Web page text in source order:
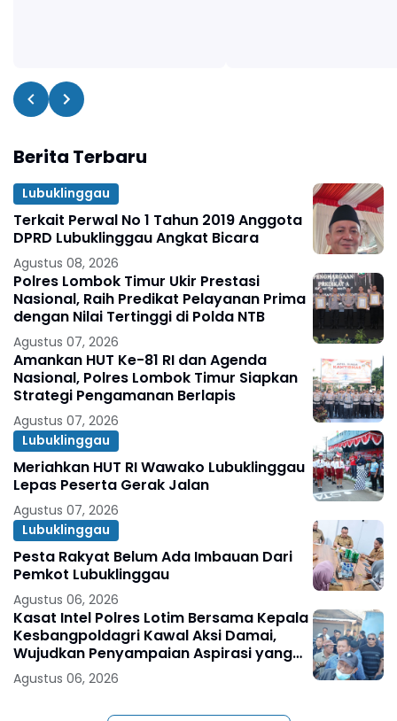
Berita Terbaru
Lubuklinggau
Terkait Perwal No 1 Tahun 2019 Anggota
DPRD Lubuklinggau Angkat Bicara
Agustus 08, 2026
Polres Lombok Timur Ukir Prestasi
Nasional, Raih Predikat Pelayanan Prima
dengan Nilai Tertinggi di Polda NTB
Agustus 07, 2026
Amankan HUT Ke-81 RI dan Agenda
Nasional, Polres Lombok Timur Siapkan
Strategi Pengamanan Berlapis
Agustus 07, 2026
Lubuklinggau
Meriahkan HUT RI Wawako Lubuklinggau
Lepas Peserta Gerak Jalan
Agustus 07, 2026
Lubuklinggau
Pesta Rakyat Belum Ada Imbauan Dari
Pemkot Lubuklinggau
Agustus 06, 2026
Kasat Intel Polres Lotim Bersama Kepala
Kesbangpoldagri Kawal Aksi Damai,
Wujudkan Penyampaian Aspirasi yang
Aman dan Kondusif
Agustus 06, 2026